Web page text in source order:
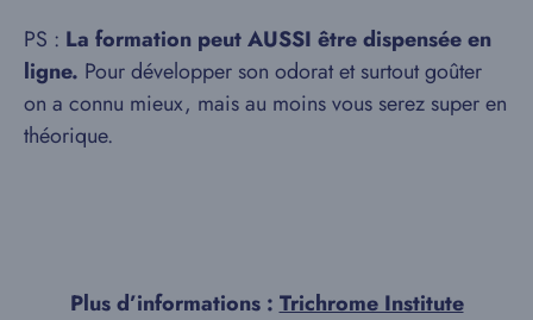
PS : La formation peut AUSSI être dispensée en
ligne. Pour développer son odorat et surtout goûter
on a connu mieux, mais au moins vous serez super en
théorique.
Plus d’informations : Trichrome Institute